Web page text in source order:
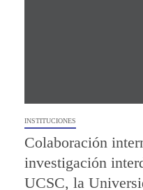
INSTITUCIONES
Colaboración
investigación
UCSC, la